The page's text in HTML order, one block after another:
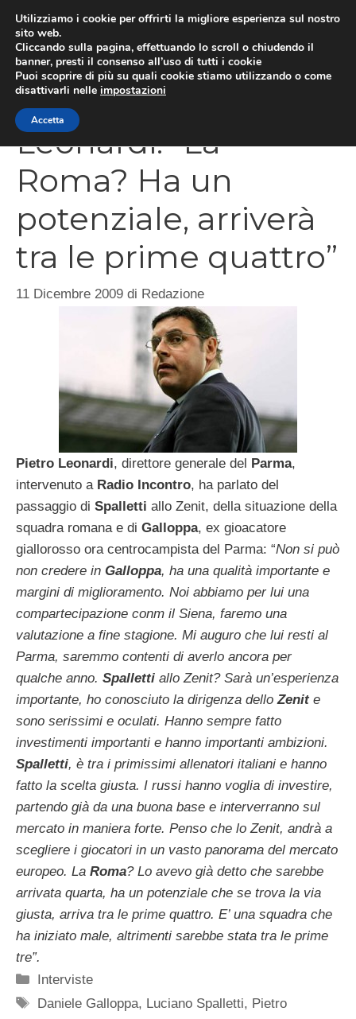
contenuto
Leonardi: “La
Roma? Ha un
potenziale, arriverà
tra le prime quattro”
11 Dicembre 2009 di Redazione
Pietro Leonardi, direttore generale del Parma,
intervenuto a Radio Incontro, ha parlato del
passaggio di Spalletti allo Zenit, della situazione della
squadra romana e di Galloppa, ex gioacatore
giallorosso ora centrocampista del Parma: “Non si può
non credere in Galloppa, ha una qualità importante e
margini di miglioramento. Noi abbiamo per lui una
compartecipazione conm il Siena, faremo una
valutazione a fine stagione. Mi auguro che lui resti al
Parma, saremmo contenti di averlo ancora per
qualche anno. Spalletti allo Zenit? Sarà un’esperienza
importante, ho conosciuto la dirigenza delloZenit e
sono serissimi e oculati. Hanno sempre fatto
investimenti importanti e hanno importanti ambizioni.
Spalletti, è tra i primissimi allenatori italiani e hanno
fatto la scelta giusta. I russi hanno voglia di investire,
partendo già da una buona base e interverranno sul
mercato in maniera forte. Penso che lo Zenit, andrà a
scegliere i giocatori in un vasto panorama del mercato
europeo. La Roma? Lo avevo già detto che sarebbe
arrivata quarta, ha un potenziale che se trova la via
giusta, arriva tra le prime quattro. E’ una squadra che
ha iniziato male, altrimenti sarebbe stata tra le prime
tre”.
Categorie
Interviste
Tag
Daniele Galloppa, Luciano Spalletti, Pietro
Utilizziamo i cookie per offrirti la migliore esperienza sul nostro
sito web.
Cliccando sulla pagina, effettuando lo scroll o chiudendo il
banner, presti il consenso all’uso di tutti i cookie
Puoi scoprire di più su quali cookie stiamo utilizzando o come
disattivarli nelle impostazioni
Accetta